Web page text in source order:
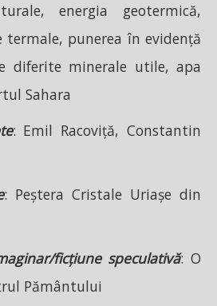
energia geotermică,
punerea în evidență
diferite minerale utile, apa
Sahara
: Emil Racoviță, Constantin
: Peștera Cristale Uriașe din
ficțiune speculativă: O
Pământului